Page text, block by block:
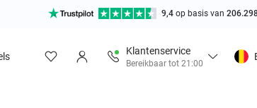
9,4 op basis van
Klantenservice
Bereikbaar tot 21:00